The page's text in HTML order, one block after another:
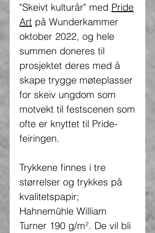
"Skeivt kulturår" med Pride
Art på Wunderkammer
oktober 2022, og hele
summen doneres til
prosjektet deres med å
skape trygge møteplasser
for skeiv ungdom som
motvekt til festscenen som
ofte er knyttet til Pride-
feiringen.
Trykkene finnes i tre
størrelser og trykkes på
kvalitetspapir;
Hahnemühle William
Turner 190 g/m². De vil bli